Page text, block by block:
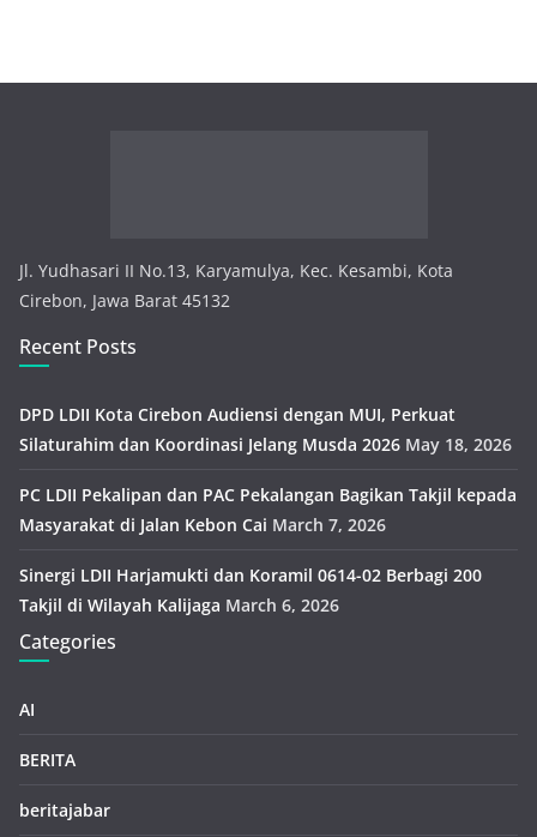
Jl. Yudhasari II No.13, Karyamulya, Kec. Kesambi, Kota
Cirebon, Jawa Barat 45132
Recent Posts
DPD LDII Kota Cirebon Audiensi dengan MUI, Perkuat
Silaturahim dan Koordinasi Jelang Musda 2026 May 18, 2026
PC LDII Pekalipan dan PAC Pekalangan Bagikan Takjil kepada
Masyarakat di Jalan Kebon Cai March 7, 2026
Sinergi LDII Harjamukti dan Koramil 0614-02 Berbagi 200
Takjil di Wilayah Kalijaga March 6, 2026
Categories
AI
BERITA
beritajabar